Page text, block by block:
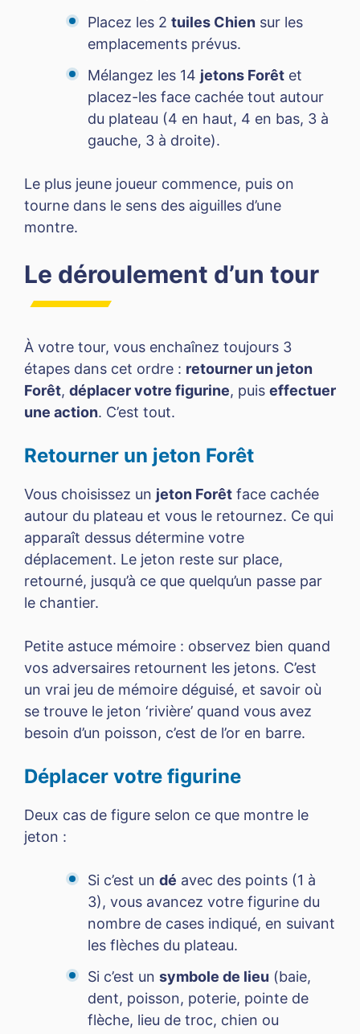
Placez les 2 tuiles Chien sur les
emplacements prévus.
Mélangez les 14 jetons Forêt et
placez-les face cachée tout autour
du plateau (4 en haut, 4 en bas, 3 à
gauche, 3 à droite).
Le plus jeune joueur commence, puis on
tourne dans le sens des aiguilles d’une
montre.
Le déroulement d’un tour
À votre tour, vous enchaînez toujours 3
étapes dans cet ordre : retourner un jeton
Forêt, déplacer votre figurine, puis effectuer
une action. C’est tout.
Retourner un jeton Forêt
Vous choisissez un jeton Forêt face cachée
autour du plateau et vous le retournez. Ce qui
apparaît dessus détermine votre
déplacement. Le jeton reste sur place,
retourné, jusqu’à ce que quelqu’un passe par
le chantier.
Petite astuce mémoire : observez bien quand
vos adversaires retournent les jetons. C’est
un vrai jeu de mémoire déguisé, et savoir où
se trouve le jeton ‘rivière’ quand vous avez
besoin d’un poisson, c’est de l’or en barre.
Déplacer votre figurine
Deux cas de figure selon ce que montre le
jeton :
Si c’est un dé avec des points (1 à
3), vous avancez votre figurine du
nombre de cases indiqué, en suivant
les flèches du plateau.
Si c’est un symbole de lieu (baie,
dent, poisson, poterie, pointe de
flèche, lieu de troc, chien ou